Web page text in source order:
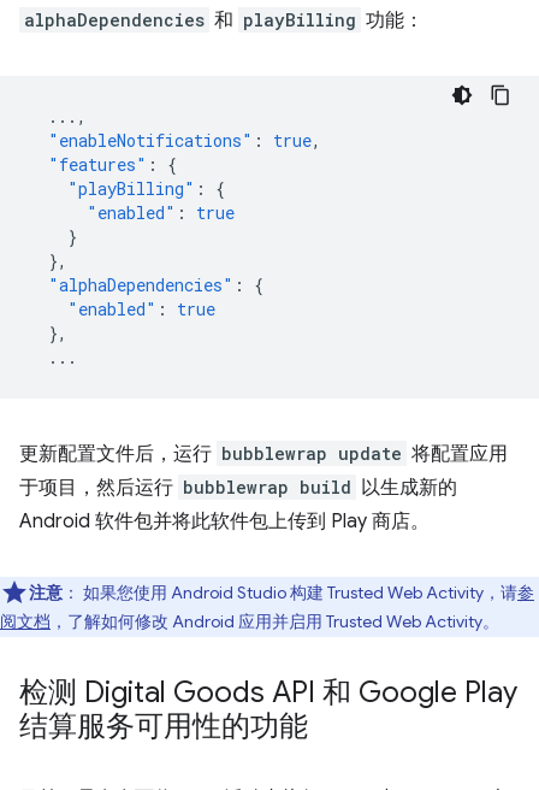
alphaDependencies 和 playBilling 功能：
... ,
"enableNotifications" : true,
"features" :
{
"playBilling" :
{
"enabled" :
true
}
},
"alphaDependencies" :
{
"enabled" :
true
},
...
更新配置文件后，运行 bubblewrap update 将配置应用
于项目，然后运行 bubblewrap build 以生成新的
Android 软件包并将此软件包上传到 Play 商店。
注意 ： 如果您使用 Android Studio 构建 Trusted Web Activity，请参
阅文档 ，了解如何修改 Android 应用并启用 Trusted Web Activity。
检测 Digital Goods API 和 Google Play
结算服务可用性的功能